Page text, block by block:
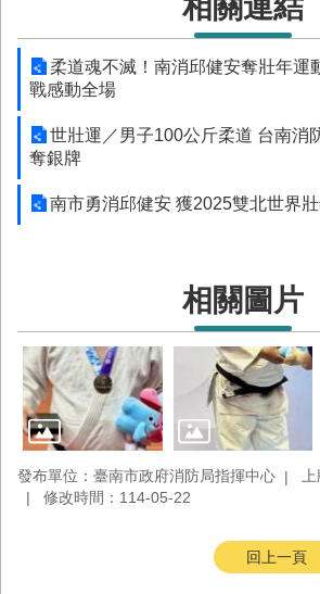
市
政
府
消
防
局
News
臉
書
位
置
圖
隱
私
權
相關連結
柔道魂不滅！南消邱健安奪壯年
戰感動全場
世壯運／男子100公斤柔道 台南消
奪銀牌
南市勇消邱健安 獲2025雙北世界
相關圖片
發布單位：臺南市政府消防局指揮中心
修改時間：114-05-22
回上一頁